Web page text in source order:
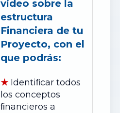
video sobre la
estructura
Financiera de tu
Proyecto, con el
que podrás:
★ Identiﬁcar todos
los conceptos
ﬁnancieros a